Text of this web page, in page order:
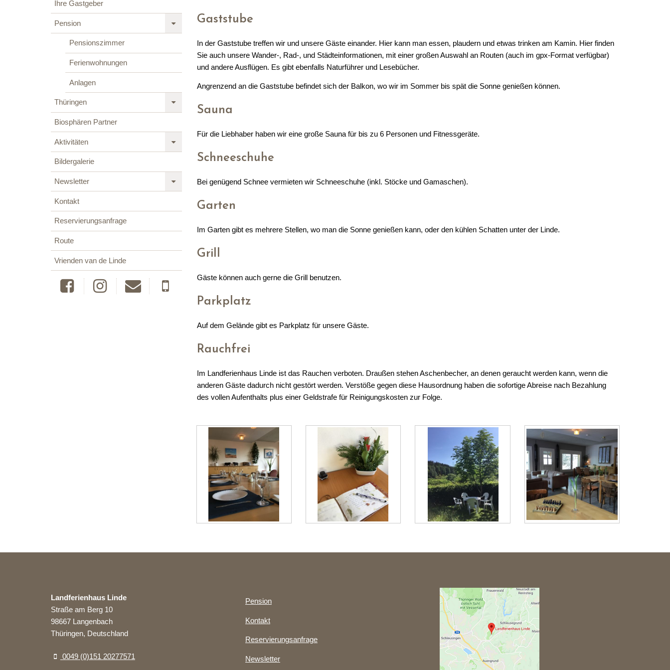
Ihre Gastgeber
Pension
Pensionszimmer
Ferienwohnungen
Anlagen
Thüringen
Biosphären Partner
Aktivitäten
Bildergalerie
Newsletter
Kontakt
Reservierungsanfrage
Route
Vrienden van de Linde
Gaststube
In der Gaststube treffen wir und unsere Gäste einander. Hier kann man essen, plaudern und etwas trinken am Kamin. Hier finden
Sie auch unsere Wander-, Rad-, und Städteinformationen, mit einer großen Auswahl an Routen (auch im gpx-Format verfügbar)
und andere Ausflügen. Es gibt ebenfalls Naturführer und Lesebücher.
Angrenzend an die Gaststube befindet sich der Balkon, wo wir im Sommer bis spät die Sonne genießen können.
Sauna
Für die Liebhaber haben wir eine große Sauna für bis zu 6 Personen und Fitnessgeräte.
Schneeschuhe
Bei genügend Schnee vermieten wir Schneeschuhe (inkl. Stöcke und Gamaschen).
Garten
Im Garten gibt es mehrere Stellen, wo man die Sonne genießen kann, oder den kühlen Schatten unter der Linde.
Grill
Gäste können auch gerne die Grill benutzen.
Parkplatz
Auf dem Gelände gibt es Parkplatz für unsere Gäste.
Rauchfrei
Im Landferienhaus Linde ist das Rauchen verboten. Draußen stehen Aschenbecher, an denen geraucht werden kann, wenn die
anderen Gäste dadurch nicht gestört werden. Verstöße gegen diese Hausordnung haben die sofortige Abreise nach Bezahlung
des vollen Aufenthalts plus einer Geldstrafe für Reinigungskosten zur Folge.
Landferienhaus Linde
Straße am Berg 10
98667 Langenbach
Thüringen, Deutschland
0049 (0)151 20277571
Pension
Kontakt
Reservierungsanfrage
Newsletter